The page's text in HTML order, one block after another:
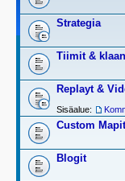
Strategia
Tiimit &
Replayt &
Sisäalue:
Custom Mapit
Blogit